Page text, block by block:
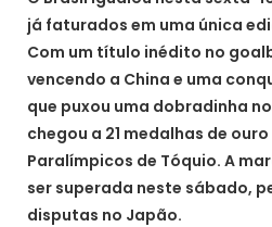
já faturados em uma única
Com um título inédito no
vencendo a China e uma
que puxou uma dobradinha
chegou a 21 medalhas de
Paralímpicos de Tóquio. A
ser superada neste sábado,
disputas no Japão.